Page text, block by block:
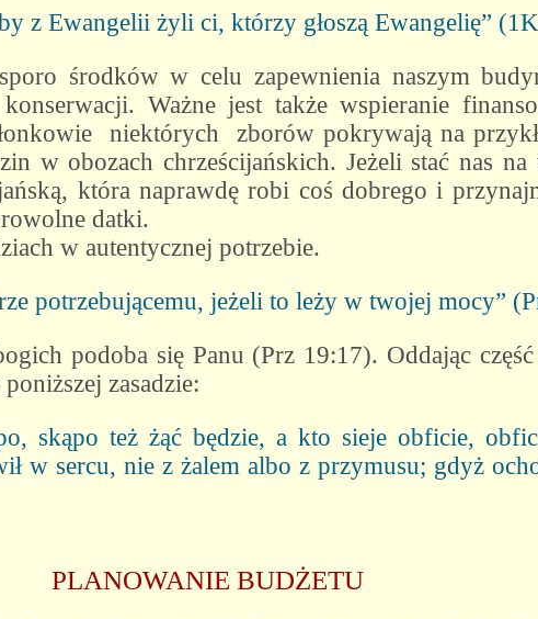
z Ewangelii żyli ci, którzy głoszą Ewangelię”
środków w celu zapewnienia naszym
Ważne jest także wspieranie
niektórych zborów pokrywają na
w obozach chrześcijańskich. Jeżeli stać nas na
która naprawdę robi coś dobrego i
datki.
w autentycznej potrzebie.
potrzebującemu, jeżeli to leży w twojej mocy”
podoba się Panu (Prz 19:17). Oddając
zasadzie:
skąpo też żąć będzie, a kto sieje obficie,
w sercu, nie z żalem albo z przymusu; gdyż
PLANOWANIE BUDŻETU